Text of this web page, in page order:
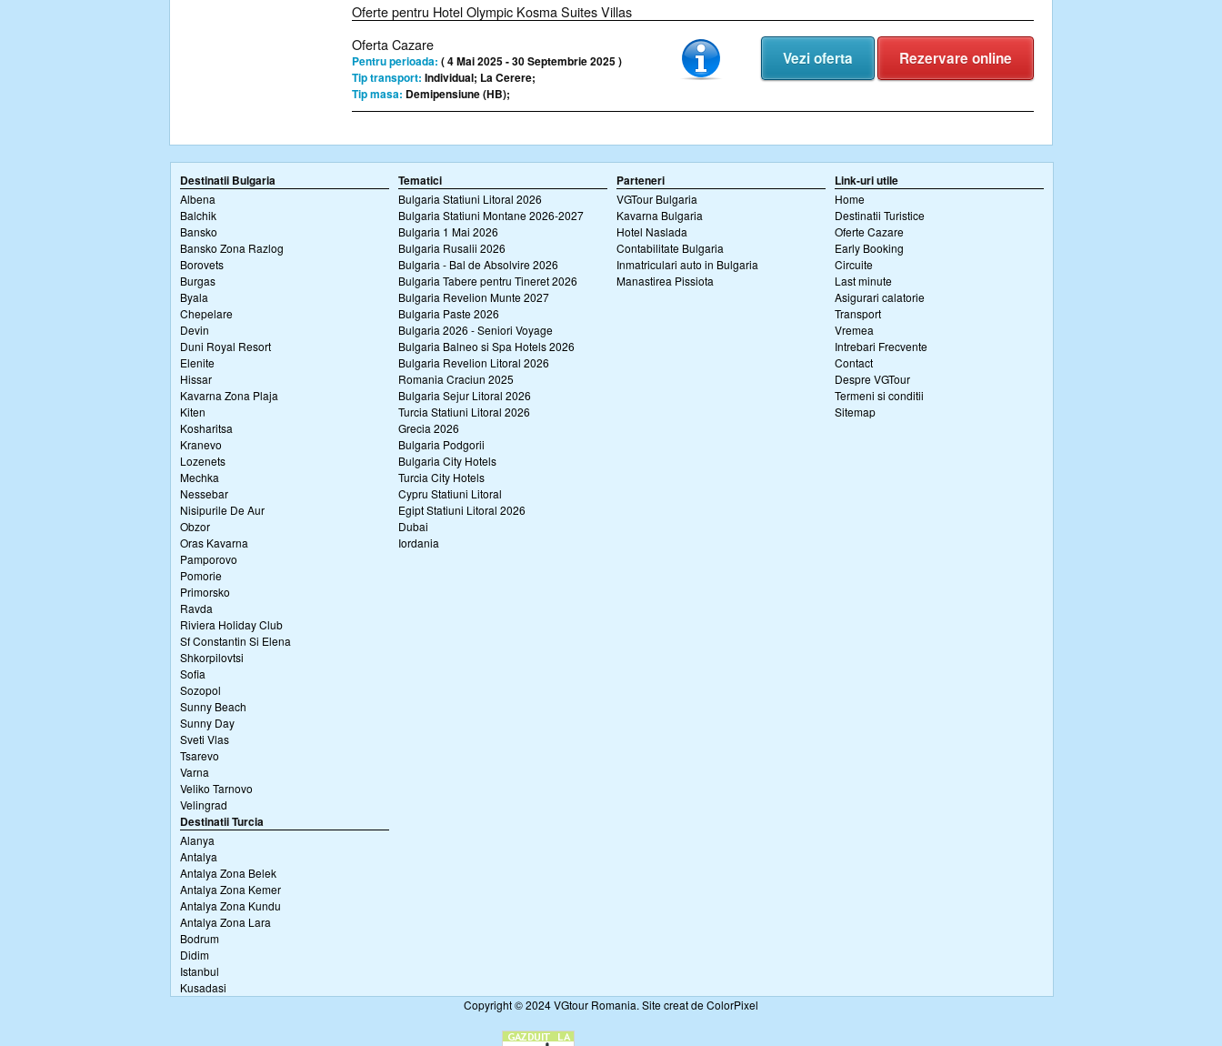
Oferte pentru Hotel Olympic Kosma Suites Villas
Oferta Cazare
Pentru perioada: ( 4 Mai 2025 - 30 Septembrie 2025 )
Tip transport: Individual; La Cerere;
Tip masa: Demipensiune (HB);
Vezi oferta Rezervare online
Destinatii Bulgaria
Albena
Balchik
Bansko
Bansko Zona Razlog
Borovets
Burgas
Byala
Chepelare
Devin
Duni Royal Resort
Elenite
Hissar
Kavarna Zona Plaja
Kiten
Kosharitsa
Kranevo
Lozenets
Mechka
Nessebar
Nisipurile De Aur
Obzor
Oras Kavarna
Pamporovo
Pomorie
Primorsko
Ravda
Riviera Holiday Club
Sf Constantin Si Elena
Shkorpilovtsi
Sofia
Sozopol
Sunny Beach
Sunny Day
Sveti Vlas
Tsarevo
Varna
Veliko Tarnovo
Velingrad
Destinatii Turcia
Alanya
Antalya
Antalya Zona Belek
Antalya Zona Kemer
Antalya Zona Kundu
Antalya Zona Lara
Bodrum
Didim
Istanbul
Kusadasi
Tematici
Bulgaria Statiuni Litoral 2026
Bulgaria Statiuni Montane 2026-2027
Bulgaria 1 Mai 2026
Bulgaria Rusalii 2026
Bulgaria - Bal de Absolvire 2026
Bulgaria Tabere pentru Tineret 2026
Bulgaria Revelion Munte 2027
Bulgaria Paste 2026
Bulgaria 2026 - Seniori Voyage
Bulgaria Balneo si Spa Hotels 2026
Bulgaria Revelion Litoral 2026
Romania Craciun 2025
Bulgaria Sejur Litoral 2026
Turcia Statiuni Litoral 2026
Grecia 2026
Bulgaria Podgorii
Bulgaria City Hotels
Turcia City Hotels
Cypru Statiuni Litoral
Egipt Statiuni Litoral 2026
Dubai
Iordania
Parteneri
VGTour Bulgaria
Kavarna Bulgaria
Hotel Naslada
Contabilitate Bulgaria
Inmatriculari auto in Bulgaria
Manastirea Pissiota
Link-uri utile
Home
Destinatii Turistice
Oferte Cazare
Early Booking
Circuite
Last minute
Asigurari calatorie
Transport
Vremea
Intrebari Frecvente
Contact
Despre VGTour
Termeni si conditii
Sitemap
Copyright © 2024 VGtour Romania. Site creat de ColorPixel